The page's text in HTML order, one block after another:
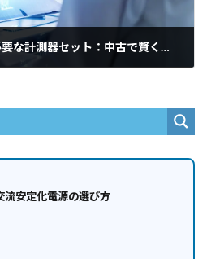
5G・無線開発の現場で必要な計測器セット：中古で賢く揃える方法
流安定化電源の選び方